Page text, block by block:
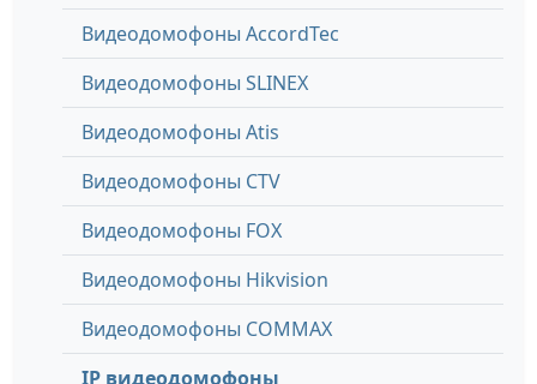
Видеодомофоны AccordTec
Видеодомофоны SLINEX
Видеодомофоны Atis
Видеодомофоны CTV
Видеодомофоны FOX
Видеодомофоны Hikvision
Видеодомофоны COMMAX
IP видеодомофоны